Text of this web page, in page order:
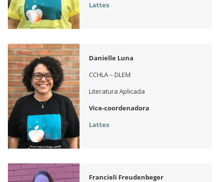
Lattes
Danielle Luna
CCHLA – DLEM
Literatura Aplicada
Vice-coordenadora
Lattes
Francieli Freudenbeger